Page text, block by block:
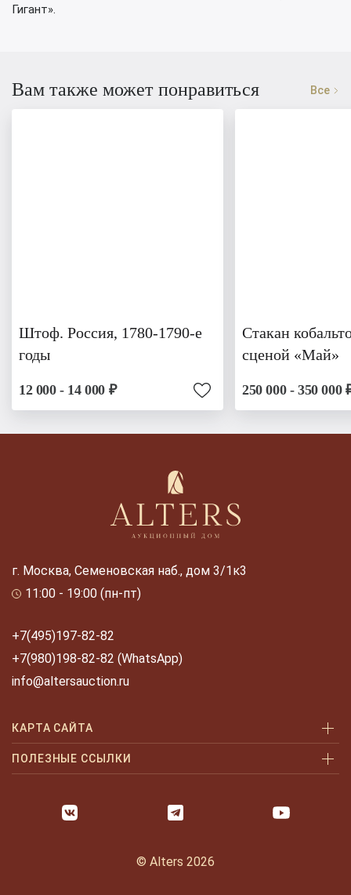
Гигант».
Вам также может понравиться Все
Штоф. Россия, 1780-1790-е
годы
12 000 - 14 000 ₽
Стакан
сценой «Май»
250 000 - 350 000
г. Москва, Семеновская наб., дом 3/1к3
11:00 - 19:00 (пн-пт)
+7(495)197-82-82
+7(980)198-82-82 (WhatsApp)
info@altersauction.ru
КАРТА САЙТА
Аукционы
Как продать
ПОЛЕЗНЫЕ ССЫЛКИ
Оплата и доставка
Часто задаваемые вопросы
© Alters 2026